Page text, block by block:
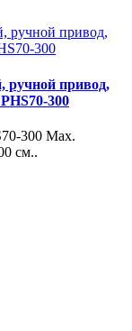
ручной привод,
300
300 Max.
см..